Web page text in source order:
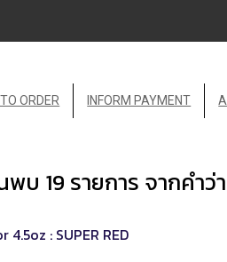
ORDER INFORM PAYMENT
พบ 19 รายการ จากคำ
: SUPER RED